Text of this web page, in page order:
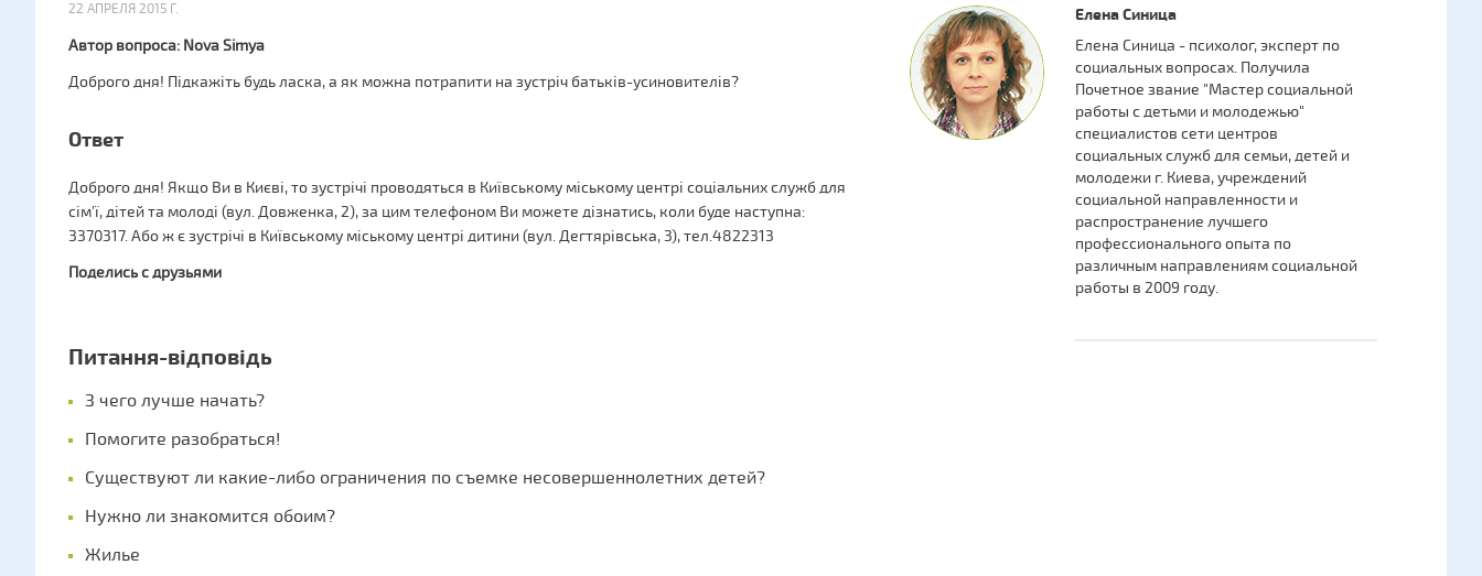
22 АПРЕЛЯ 2015 Г.
Автор вопроса: Nova Simya
Доброго дня! Підкажіть будь ласка, а як можна потрапити на зустріч батьків-усиновителів?
Ответ
Доброго дня! Якщо Ви в Києві, то зустрічі проводяться в Київському міському центрі соціальних служб для
сім'ї, дітей та молоді (вул. Довженка, 2), за цим телефоном Ви можете дізнатись, коли буде наступна:
3370317. Або ж є зустрічі в Київському міському центрі дитини (вул. Дегтярівська, 3), тел.4822313
Поделись с друзьями
Питання-відповідь
З чего лучше начать?
Помогите разобраться!
Существуют ли какие-либо ограничения по съемке несовершеннолетних детей?
Нужно ли знакомится обоим?
Жилье
Елена Синица
Елена Синица - психолог, эксперт по
социальных вопросах. Получила
Почетное звание "Мастер социальной
работы с детьми и молодежью"
специалистов сети центров
социальных служб для семьи, детей и
молодежи г. Киева, учреждений
социальной направленности и
распространение лучшего
профессионального опыта по
различным направлениям социальной
работы в 2009 году.